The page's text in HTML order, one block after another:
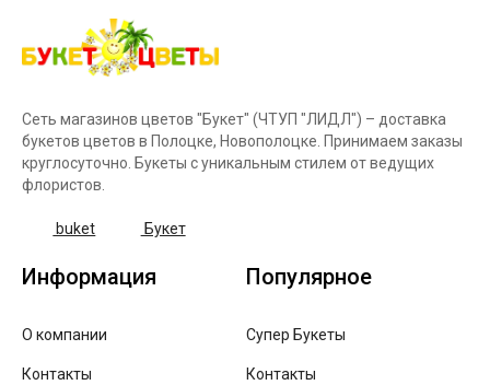
Сеть магазинов цветов "Букет" (ЧТУП "ЛИДЛ") – доставка
букетов цветов в Полоцке, Новополоцке. Принимаем заказы
круглосуточно. Букеты с уникальным стилем от ведущих
флористов.
buket Букет
Информация
О компании
Контакты
Популярное
Супер Букеты
Контакты